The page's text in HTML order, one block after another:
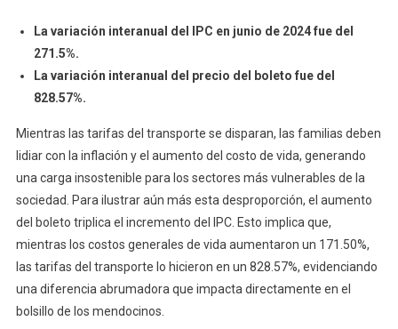
La variación interanual del IPC en junio de 2024 fue del
271.5%.
La variación interanual del precio del boleto fue del
828.57%.
Mientras las tarifas del transporte se disparan, las familias deben
lidiar con la inflación y el aumento del costo de vida, generando
una carga insostenible para los sectores más vulnerables de la
sociedad. Para ilustrar aún más esta desproporción, el aumento
del boleto triplica el incremento del IPC. Esto implica que,
mientras los costos generales de vida aumentaron un 171.50%,
las tarifas del transporte lo hicieron en un 828.57%, evidenciando
una diferencia abrumadora que impacta directamente en el
bolsillo de los mendocinos.